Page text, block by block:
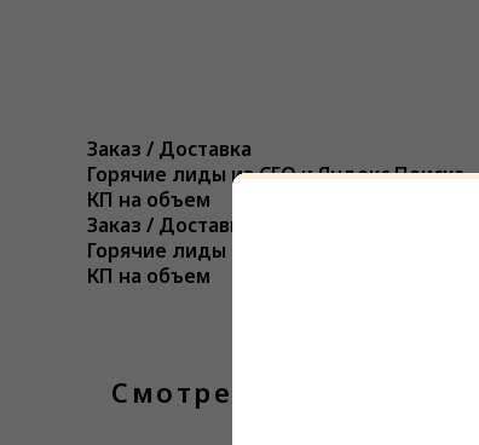
Заказ / Доставка
Горячие лиды из СЕО и Яндекс Поиска
КП на объем
Заказ / Доставка
Горячие лиды из СЕО и Яндекс Поиска
КП на объем
Смотреть еще